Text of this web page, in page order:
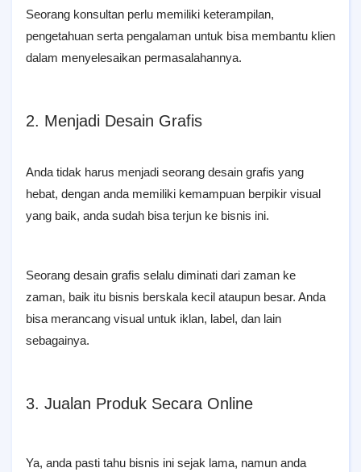
Seorang konsultan perlu memiliki keterampilan,
pengetahuan serta pengalaman untuk bisa membantu klien
dalam menyelesaikan permasalahannya.
2. Menjadi Desain Grafis
Anda tidak harus menjadi seorang desain grafis yang
hebat, dengan anda memiliki kemampuan berpikir visual
yang baik, anda sudah bisa terjun ke bisnis ini.
Seorang desain grafis selalu diminati dari zaman ke
zaman, baik itu bisnis berskala kecil ataupun besar. Anda
bisa merancang visual untuk iklan, label, dan lain
sebagainya.
3. Jualan Produk Secara Online
Ya, anda pasti tahu bisnis ini sejak lama, namun anda